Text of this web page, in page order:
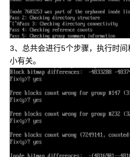
3、总共会进行5个步骤，执行时
小有关。